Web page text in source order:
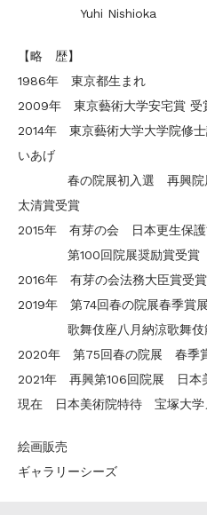
Yuhi Nishioka
【略 歴】
1986年 東京都生まれ
2009年 東京藝術大学安宅賞 受
2014年 東京藝術大学大学院修
いあげ
春の院展初入選 再興院展
太清賞受賞
2015年 有芽の会 日本更生保護
第100回院展奨励賞受賞
2016年 有芽の会法務大臣賞受
2019年 第74回春の院展春季賞
歌舞伎座八月納涼歌舞伎筋
2020年 第75回春の院展 春季
2021年 再興第106回院展 日本
現在 日本美術院特待 宝塚大学
絵画販売
ギャラリーシーズ